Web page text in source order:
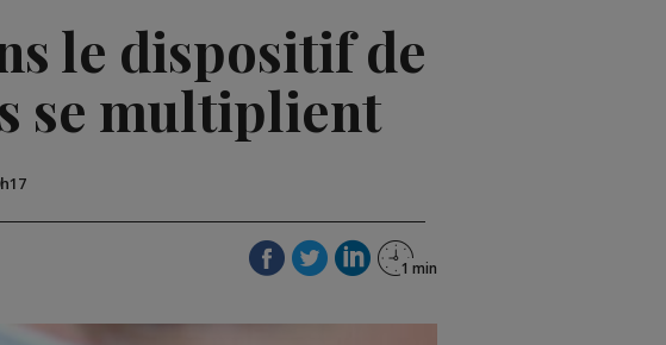
le dispositif de
se multiplient